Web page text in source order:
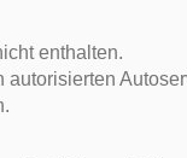
enthalten.
autorisierten